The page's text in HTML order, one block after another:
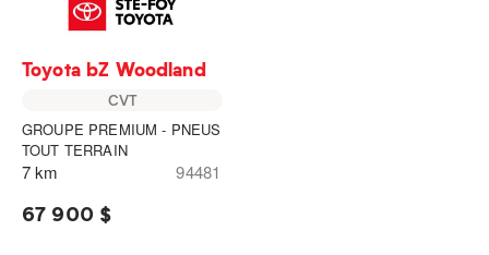
Toyota bZ Woodland
CVT
GROUPE PREMIUM - PNEUS
TOUT TERRAIN
7 km 94481
67 900 $